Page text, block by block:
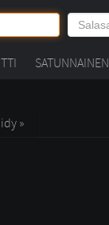
SATUNNAINEN
»